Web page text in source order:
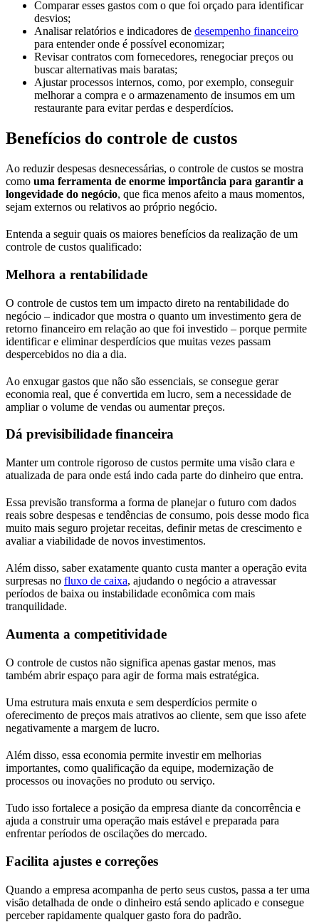
Comparar esses gastos com o que foi orçado para identificar
desvios;
Analisar relatórios e indicadores de desempenho financeiro
para entender onde é possível economizar;
Revisar contratos com fornecedores, renegociar preços ou
buscar alternativas mais baratas;
Ajustar processos internos, como, por exemplo, conseguir
melhorar a compra e o armazenamento de insumos em um
restaurante para evitar perdas e desperdícios.
Benefícios do controle de custos
Ao reduzir despesas desnecessárias, o controle de custos se mostra
como uma ferramenta de enorme importância para garantir a
longevidade do negócio, que fica menos afeito a maus momentos,
sejam externos ou relativos ao próprio negócio.
Entenda a seguir quais os maiores benefícios da realização de um
controle de custos qualificado:
Melhora a rentabilidade
O controle de custos tem um impacto direto na rentabilidade do
negócio – indicador que mostra o quanto um investimento gera de
retorno financeiro em relação ao que foi investido – porque permite
identificar e eliminar desperdícios que muitas vezes passam
despercebidos no dia a dia.
Ao enxugar gastos que não são essenciais, se consegue gerar
economia real, que é convertida em lucro, sem a necessidade de
ampliar o volume de vendas ou aumentar preços.
Dá previsibilidade financeira
Manter um controle rigoroso de custos permite uma visão clara e
atualizada de para onde está indo cada parte do dinheiro que entra.
Essa previsão transforma a forma de planejar o futuro com dados
reais sobre despesas e tendências de consumo, pois desse modo fica
muito mais seguro projetar receitas, definir metas de crescimento e
avaliar a viabilidade de novos investimentos.
Além disso, saber exatamente quanto custa manter a operação evita
surpresas no fluxo de caixa, ajudando o negócio a atravessar
períodos de baixa ou instabilidade econômica com mais
tranquilidade.
Aumenta a competitividade
O controle de custos não significa apenas gastar menos, mas
também abrir espaço para agir de forma mais estratégica.
Uma estrutura mais enxuta e sem desperdícios permite o
oferecimento de preços mais atrativos ao cliente, sem que isso afete
negativamente a margem de lucro.
Além disso, essa economia permite investir em melhorias
importantes, como qualificação da equipe, modernização de
processos ou inovações no produto ou serviço.
Tudo isso fortalece a posição da empresa diante da concorrência e
ajuda a construir uma operação mais estável e preparada para
enfrentar períodos de oscilações do mercado.
Facilita ajustes e correções
Quando a empresa acompanha de perto seus custos, passa a ter uma
visão detalhada de onde o dinheiro está sendo aplicado e consegue
perceber rapidamente qualquer gasto fora do padrão.